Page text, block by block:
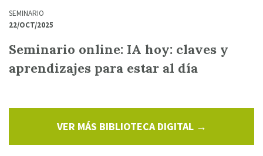
SEMINARIO
22/OCT/2025
Seminario online: IA hoy: claves y
aprendizajes para estar al día
VER MÁS BIBLIOTECA DIGITAL →